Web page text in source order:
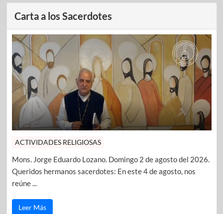
Carta a los Sacerdotes
ACTIVIDADES RELIGIOSAS
Mons. Jorge Eduardo Lozano. Domingo 2 de agosto del 2026.
Queridos hermanos sacerdotes: En este 4 de agosto, nos
reúne ...
Leer Más